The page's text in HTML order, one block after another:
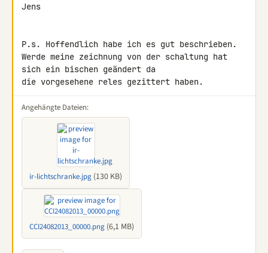
Jens
P.s. Hoffendlich habe ich es gut beschrieben.
Werde meine zeichnung von der schaltung hat
sich ein bischen geändert da
die vorgesehene reles gezittert haben.
Angehängte Dateien:
ir-lichtschranke.jpg (130 KB)
CCI24082013_00000.png (6,1 MB)